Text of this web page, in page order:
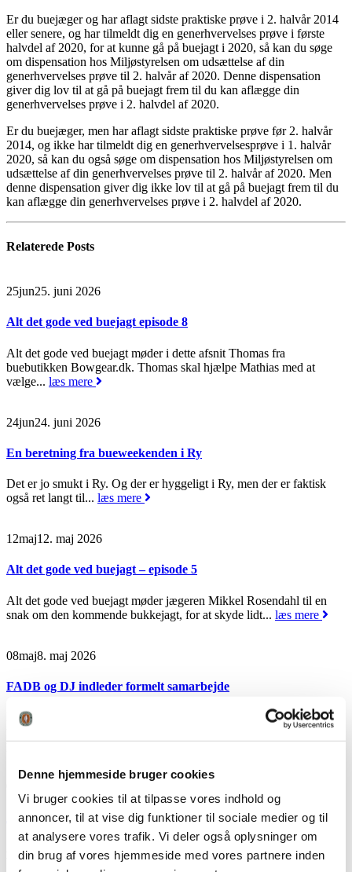
Denne hjemmeside bruger cookies
Vi bruger cookies til at tilpasse vores indhold og
annoncer, til at vise dig funktioner til sociale medier og til
at analysere vores trafik. Vi deler også oplysninger om
din brug af vores hjemmeside med vores partnere inden
Er du buejæger og har aflagt sidste praktiske prøve i 2. halvår 2014
eller senere, og har tilmeldt dig en generhvervelses prøve i første
halvdel af 2020, for at kunne gå på buejagt i 2020, så kan du søge
om dispensation hos Miljøstyrelsen om udsættelse af din
generhvervelses prøve til 2. halvår af 2020. Denne dispensation
giver dig lov til at gå på buejagt frem til du kan aflægge din
generhvervelses prøve i 2. halvdel af 2020.
Er du buejæger, men har aflagt sidste praktiske prøve før 2. halvår
2014, og ikke har tilmeldt dig en generhvervelsesprøve i 1. halvår
2020, så kan du også søge om dispensation hos Miljøstyrelsen om
udsættelse af din generhvervelses prøve til 2. halvår af 2020. Men
denne dispensation giver dig ikke lov til at gå på buejagt frem til du
kan aflægge din generhvervelses prøve i 2. halvdel af 2020.
Relaterede Posts
25jun25. juni 2026
Alt det gode ved buejagt episode 8
Alt det gode ved buejagt møder i dette afsnit Thomas fra
buebutikken Bowgear.dk. Thomas skal hjælpe Mathias med at
vælge... læs mere
24jun24. juni 2026
En beretning fra bueweekenden i Ry
Det er jo smukt i Ry. Og der er hyggeligt i Ry, men der er faktisk
også ret langt til... læs mere
12maj12. maj 2026
Alt det gode ved buejagt – episode 5
Alt det gode ved buejagt møder jægeren Mikkel Rosendahl til en
snak om den kommende bukkejagt, for at skyde lidt... læs mere
08maj8. maj 2026
FADB og DJ indleder formelt samarbejde
Foreningen af Danske Buejægere og Danmarks Jægerforbund
udsender ifm. en nyligt underskrevet samarbejdsaftale følgende
pressemeddelse26.05.08 Pressemeddelese læs mere
Alt det gode ved buejagt – episode 4
Alt det gode ved buejagt møder Henrik Jørgensen på den nye
bueprøvebane ved Sorø. Henrik er bueprøvesagkyndig, og der